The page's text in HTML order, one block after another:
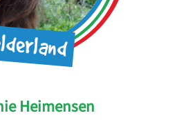
Heimensen